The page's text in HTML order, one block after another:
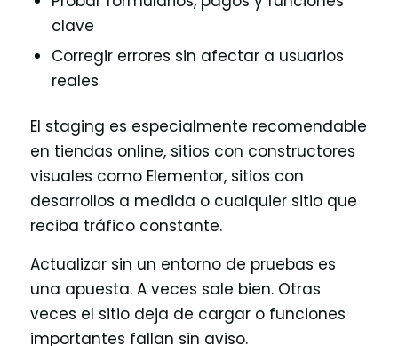
clave
Corregir errores sin afectar a usuarios
reales
El staging es especialmente recomendable
en tiendas online, sitios con constructores
visuales como Elementor, sitios con
desarrollos a medida o cualquier sitio que
reciba tráfico constante.
Actualizar sin un entorno de pruebas es
una apuesta. A veces sale bien. Otras
veces el sitio deja de cargar o funciones
importantes fallan sin aviso.